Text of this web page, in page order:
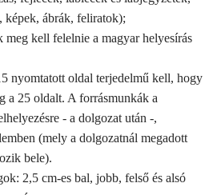
képek, ábrák, feliratok);
meg kell felelnie a magyar helyesírás
nyomtatott oldal terjedelmű kell, hogy
a 25 oldalt. A forrásmunkák a
- a dolgozat után -,
(mely a dolgozatnál megadott
bele).
2,5 cm-es bal, jobb, felső és alsó